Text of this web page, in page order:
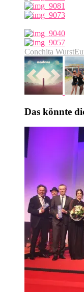
Conchita Wurst
Das könnte